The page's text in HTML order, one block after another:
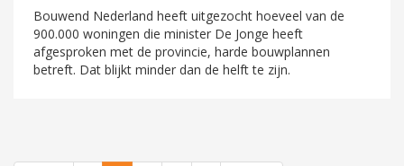
Bouwend Nederland heeft uitgezocht hoeveel van de
900.000 woningen die minister De Jonge heeft
afgesproken met de provincie, harde bouwplannen
betreft. Dat blijkt minder dan de helft te zijn.